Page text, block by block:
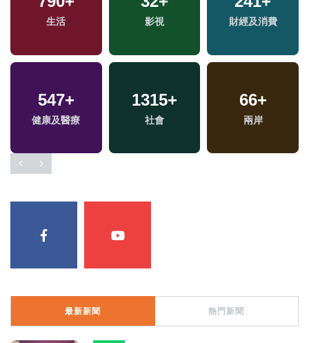
生活 影視 財經及消費
547+
健康及醫療
1315+
社會
66+
兩岸
最新新聞 熱門新聞